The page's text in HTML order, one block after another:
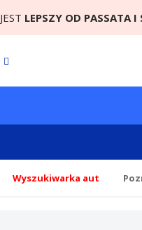
LEPSZY OD PASSATA I
Wyszukiwarka aut